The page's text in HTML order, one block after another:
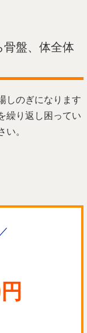
盤、体全体
しのぎになります
繰り返し困ってい
い。